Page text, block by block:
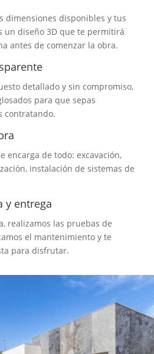
dimensiones disponibles y tus
un diseño 3D que te permitirá
antes de comenzar la obra.
detallado y sin compromiso,
para que sepas
contratando.
encarga de todo: excavación,
instalación de sistemas de
y entrega
realizamos las pruebas de
el mantenimiento y te
para disfrutar.